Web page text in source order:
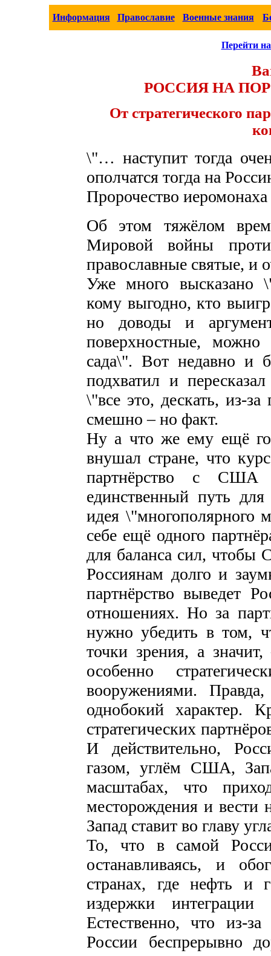
Информация Православие Военные знания
Перейти
РОССИЯ НА
От стратегического
\"… наступит тогда
ополчатся тогда на
Пророчество
Об этом тяжёлом
Мировой войны
православные святые, и
Уже много высказано
кому выгодно, кто
но доводы и
поверхностные, можно
сада\". Вот недавно и
подхватил и
\"все это, дескать, из-
смешно – но факт.
Ну а что же ему ещё
внушал стране, что
партнёрство с
единственный путь
идея \"многополярного
себе ещё одного
для баланса сил,
Россиянам долго и
партнёрство выведет
отношениях. Но за
нужно убедить в том,
точки зрения, а
особенно
вооружениями.
однобокий характер.
стратегических
И действительно,
газом, углём США,
масштабах, что
месторождения и вести
Запад ставит во главу
То, что в самой
останавливаясь, и
странах, где нефть и
издержки интеграции
Естественно, что из-
России беспрерывно